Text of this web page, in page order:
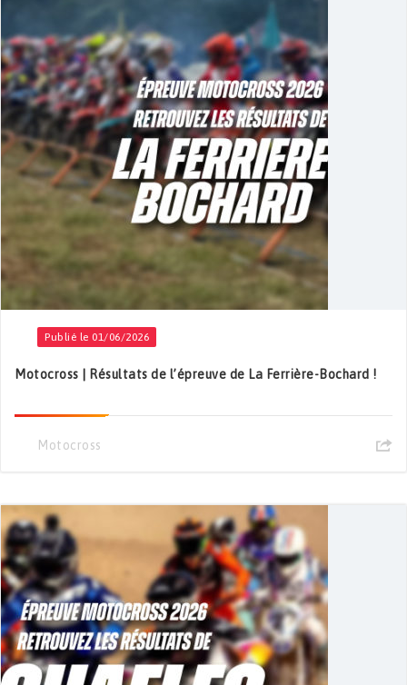
Publié le 01/06/2026
Motocross | Résultats de l’épreuve de La Ferrière-Bochard !
Motocross